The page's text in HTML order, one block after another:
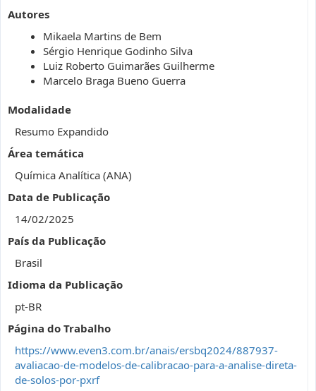
Autores
Mikaela Martins de Bem
Sérgio Henrique Godinho Silva
Luiz Roberto Guimarães Guilherme
Marcelo Braga Bueno Guerra
Modalidade
Resumo Expandido
Área temática
Química Analítica (ANA)
Data de Publicação
14/02/2025
País da Publicação
Brasil
Idioma da Publicação
pt-BR
Página do Trabalho
https://www.even3.com.br/anais/ersbq2024/887937-
avaliacao-de-modelos-de-calibracao-para-a-analise-direta-
de-solos-por-pxrf